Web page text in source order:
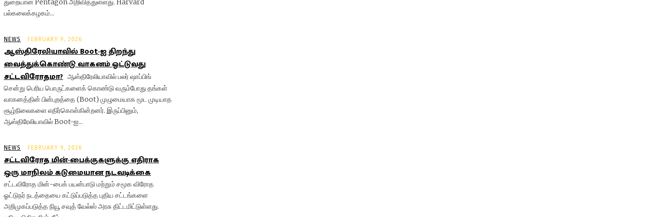
பல்கலைக்கழகம்...
NEWS FEBRUARY 9, 2026
ஆஸ்திரேலியாவில் Boot-ஐ திறந்து
வைத்துக்கொண்டு வாகனம் ஓட்டுவது
சட்டவிரோதமா? ஆஸ்திரேலியாவில் பலர் ஷாப்பிங்
சென்று பெரிய பொருட்களைக் கொண்டு வரும்போது தங்கள்
வாகனத்தின் பின்புறத்தை (Boot) முழுமையாக மூட முடியாத
சூழ்நிலைகளை எதிர்கொள்கின்றனர். இருப்பினும்,
ஆஸ்திரேலியாவில் Boot-ஐ...
NEWS FEBRUARY 9, 2026
சட்டவிரோத மின்-பைக்குகளுக்கு எதிராக
ஒரு மாநிலம் கடுமையான நடவடிக்கை
சட்டவிரோத மின்-பைக் பயன்பாடு மற்றும் சமூக விரோத
ஓட்டுநர் நடத்தையை கட்டுப்படுத்த புதிய சட்டங்களை
அறிமுகப்படுத்த நியூ சவுத் வேல்ஸ் அரசு திட்டமிட்டுள்ளது.